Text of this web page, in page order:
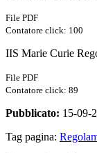
File PDF
Contatore click: 100
IIS Marie Curie
File PDF
Contatore click: 89
Pubblicato: 15-09-
Tag pagina: